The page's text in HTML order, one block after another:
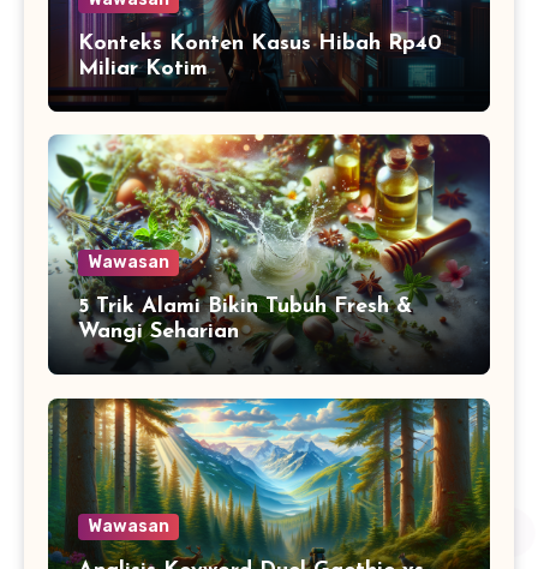
Konteks Konten Kasus Hibah Rp40
Miliar Kotim
Wawasan
5 Trik Alami Bikin Tubuh Fresh &
Wangi Seharian
Wawasan